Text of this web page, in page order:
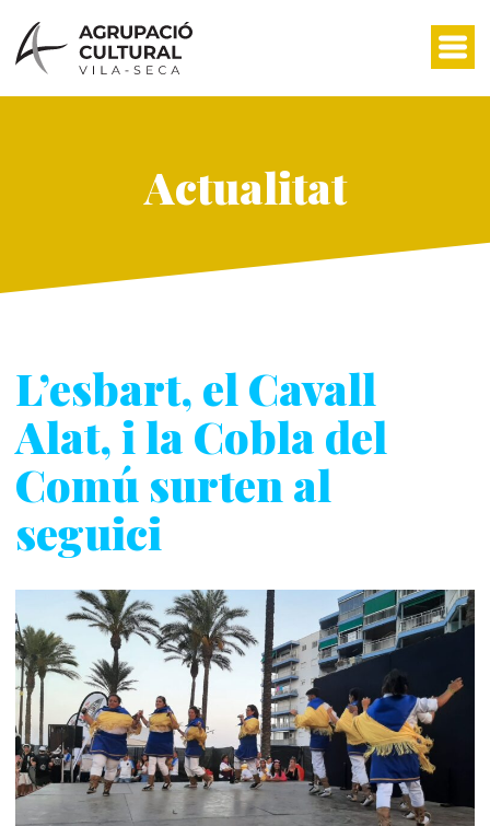
content
Actualitat
L’esbart, el Cavall
Alat, i la Cobla del
Comú surten al
seguici